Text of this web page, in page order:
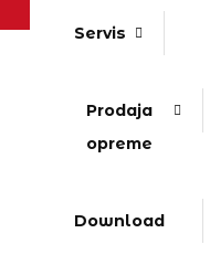
Servis
Prodaja
opreme
Download